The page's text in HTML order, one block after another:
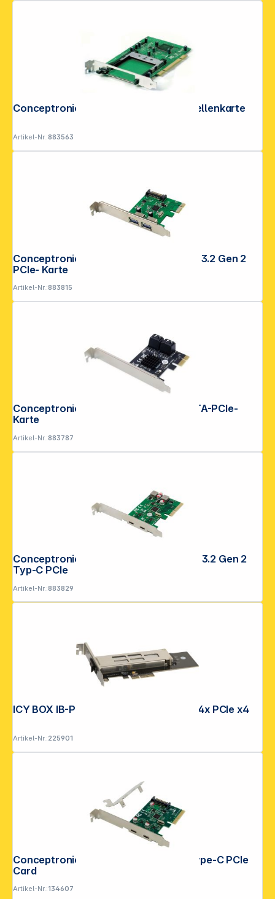
Conceptronic CIPCARD PCI-Schnittstellenkarte
Artikel-Nr.:883563
Conceptronic EMRICK06G 2-Port USB 3.2 Gen 2
PCIe- Karte
Artikel-Nr.:883815
Conceptronic EMRICK03G 4-Port-SATA-PCIe-
Karte
Artikel-Nr.:883787
Conceptronic EMRICK08G 2-Port USB 3.2 Gen 2
Typ-C PCIe
Artikel-Nr.:883829
ICY BOX IB-PCI2019-M2 1x M2 PCIe zu 4x PCIe x4
Artikel-Nr.:225901
Conceptronic 2-Port USB 3.2 Gen 2 Type-C PCIe
Card
Artikel-Nr.:134607